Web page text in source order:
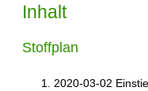
Inhalt
Stoffplan
2020-03-02